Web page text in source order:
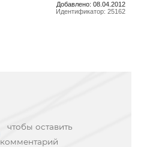
Добавлено: 08.04.2012
Идентификатор: 25162
чтобы оставить
комментарий